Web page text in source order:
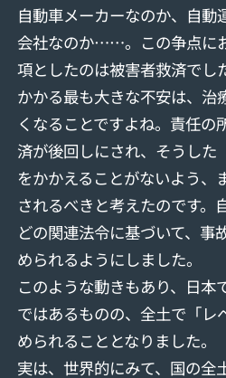
自動車メーカーなのか、自動
会社なのか……。この争点に
項としたのは被害者救済でし
かかる最も大きな不安は、治
くなることですよね。責任の
済が後回しにされ、そうした
をかかえることがないよう、
されるべきと考えたのです。
どの関連法令に基づいて、事
められるようにしました。
このような動きもあり、日本
ではあるものの、全土で「レ
められることとなりました。
実は、世界的にみて、国の全